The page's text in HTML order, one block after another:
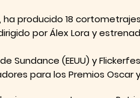
producido 18
por Álex Lora y
(EEUU) y
para los Premios Oscar y